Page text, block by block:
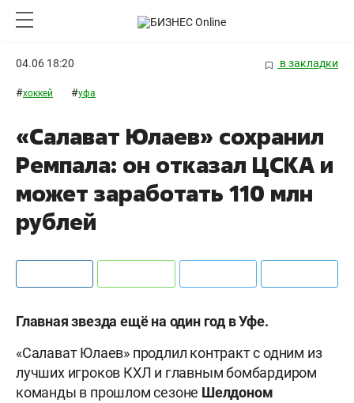
04.06 18:20 в закладки
#хоккей #уфа
«Салават Юлаев» сохранил
Ремпала: он отказал ЦСКА и
может заработать 110 млн
рублей
Главная звезда ещё на один год в Уфе.
«Салават Юлаев» продлил контракт с одним из
лучших игроков КХЛ и главным бомбардиром
команды в прошлом сезоне Шелдоном